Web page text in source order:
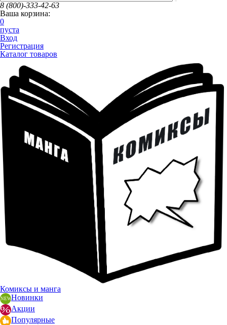
8 (800)-333-42-63
Ваша корзина:
0
пуста
Вход
Регистрация
Каталог товаров
Комиксы и манга
Новинки
Акции
Популярные